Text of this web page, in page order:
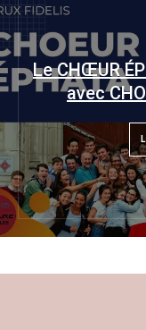
Le CHŒUR
avec